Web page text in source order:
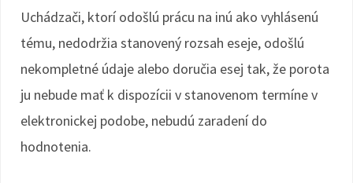
Uchádzači, ktorí odošlú prácu na inú ako vyhlásenú
tému, nedodržia stanovený rozsah eseje, odošlú
nekompletné údaje alebo doručia esej tak, že porota
ju nebude mať k dispozícii v stanovenom termíne v
elektronickej podobe, nebudú zaradení do
hodnotenia.